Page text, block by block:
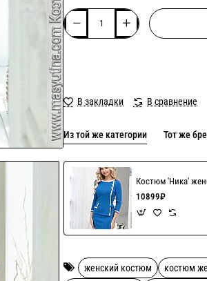
В закладки В сравнение
Из той же категории Тот же
Костюм 'Ника'
10899₽
женский костюм костюм